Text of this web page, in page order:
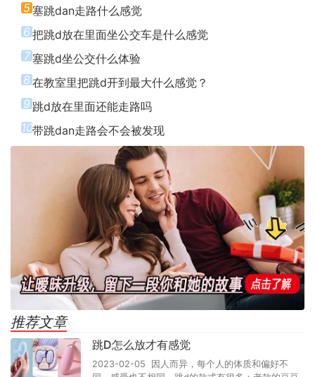
5塞跳dan走路什么感觉
6把跳d放在里面坐公交车是什么感觉
7塞跳d坐公交什么体验
8 在教室里把跳d开到最大什么感觉？
9 跳d放在里面还能走路吗
10带跳dan走路会不会被发现
推荐文章
跳D怎么放才有感觉
2023-02-05 因人而异，每个人的体质和偏好不